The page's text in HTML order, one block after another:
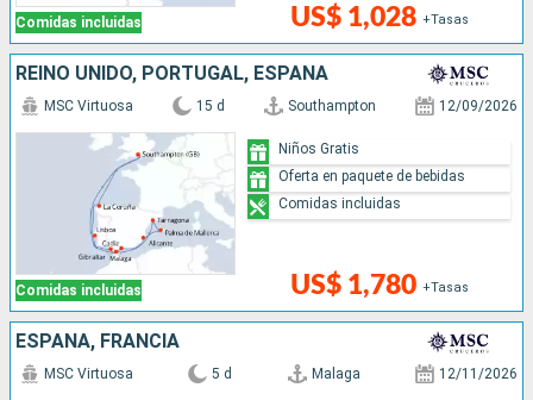
Comidas incluidas US$ 1,028 +Tasas
REINO UNIDO, PORTUGAL, ESPAÑA
Comidas incluidas
MSC Virtuosa 15 d Southampton 12/09/2026
US$ 1,780 +Tasas
Niños Gratis
Oferta en paquete de bebidas
Comidas incluidas
ESPAÑA, FRANCIA
MSC Virtuosa 5 d Malaga 12/11/2026